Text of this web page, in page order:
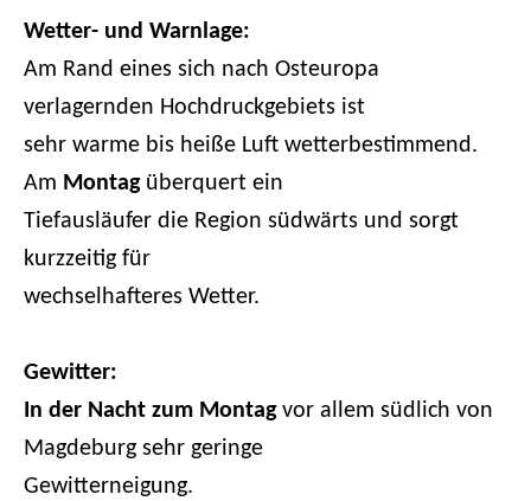
Wetter- und Warnlage:
Am Rand eines sich nach Osteuropa
verlagernden Hochdruckgebiets ist
sehr warme bis heiße Luft wetterbestimmend.
Am Montagüberquert ein
Tiefausläufer die Region südwärts und sorgt
kurzzeitig für
wechselhafteres Wetter.
Gewitter:
In der Nacht zum Montagvor allem südlich von
Magdeburg sehr geringe
Gewitterneigung.